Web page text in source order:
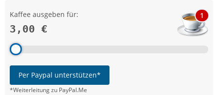
Kaffee ausgeben für:
3,00 €
1
Per Paypal unterstützen*
*Weiterleitung zu PayPal.Me